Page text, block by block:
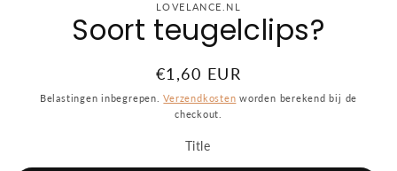
LOVELANCE.NL
Soort teugelclips?
Normale
prijs
€1,60 EUR
Belastingen inbegrepen.Verzendkosten worden berekend bij de
checkout.
Title